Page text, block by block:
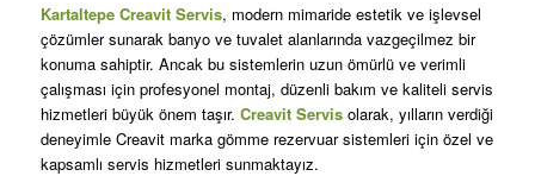
Kartaltepe Creavit Servis, modern mimaride estetik ve işlevsel
çözümler sunarak banyo ve tuvalet alanlarında vazgeçilmez bir
konuma sahiptir. Ancak bu sistemlerin uzun ömürlü ve verimli
çalışması için profesyonel montaj, düzenli bakım ve kaliteli servis
hizmetleri büyük önem taşır. Creavit Servisolarak, yılların verdiği
deneyimle Creavit marka gömme rezervuar sistemleri için özel ve
kapsamlı servis hizmetleri sunmaktayız.